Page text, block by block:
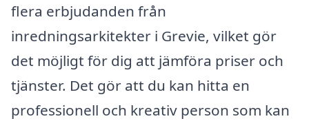
flera erbjudanden från
inredningsarkitekter i Grevie, vilket gör
det möjligt för dig att jämföra priser och
tjänster. Det gör att du kan hitta en
professionell och kreativ person som kan